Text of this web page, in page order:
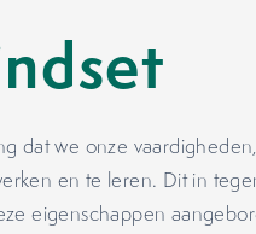
dat we onze
en te leren. Dit in
eigenschappen